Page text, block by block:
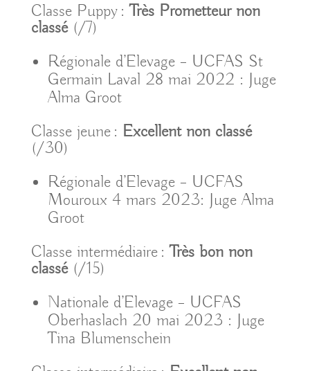
Classe Puppy :Très Prometteur non
classé(/7)
Régionale d’Elevage – UCFAS St
Germain Laval 28 mai 2022 : Juge
Alma Groot
Classe jeune : Excellent non classé
(/30)
Régionale d’Elevage – UCFAS
Mouroux 4 mars 2023: Juge Alma
Groot
Classe intermédiaire :Très bon non
classé(/15)
Nationale d’Elevage – UCFAS
Oberhaslach 20 mai 2023 : Juge
Tina Blumenschein